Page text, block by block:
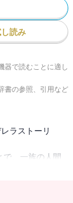
読み
器で読むことに適し
書の参照、引用など
ラストーリ
で、一族の人間
送っていた